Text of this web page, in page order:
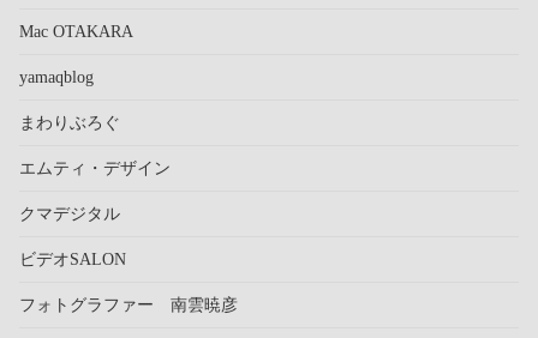
Mac OTAKARA
yamaqblog
まわりぶろぐ
エムティ・デザイン
クマデジタル
ビデオSALON
フォトグラファー 南雲暁彦